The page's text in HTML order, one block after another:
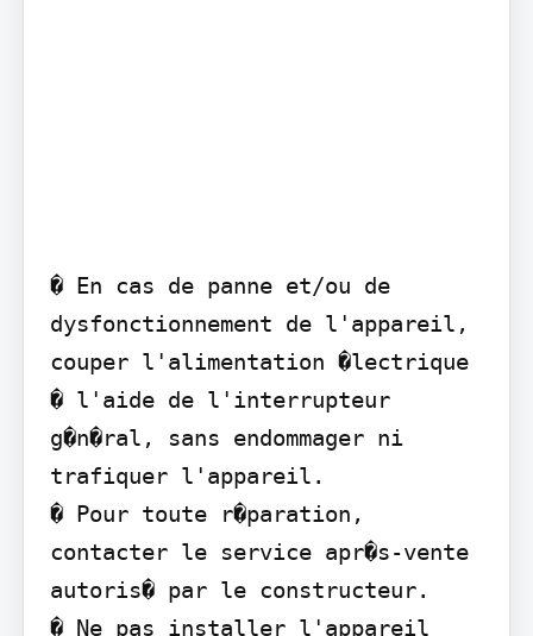
� En cas de panne et/ou de
dysfonctionnement de l'appareil,
couper l'alimentation �lectrique
� l'aide de l'interrupteur
g�n�ral, sans endommager ni
trafiquer l'appareil.
� Pour toute r�paration,
contacter le service apr�s-vente
autoris� par le constructeur.
� Ne pas installer l'appareil